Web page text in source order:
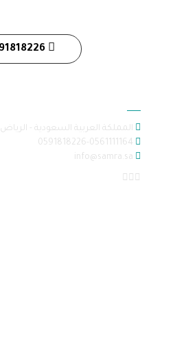
0591818226
المملكة العربية السعودية - الرياض
info@samra.sa